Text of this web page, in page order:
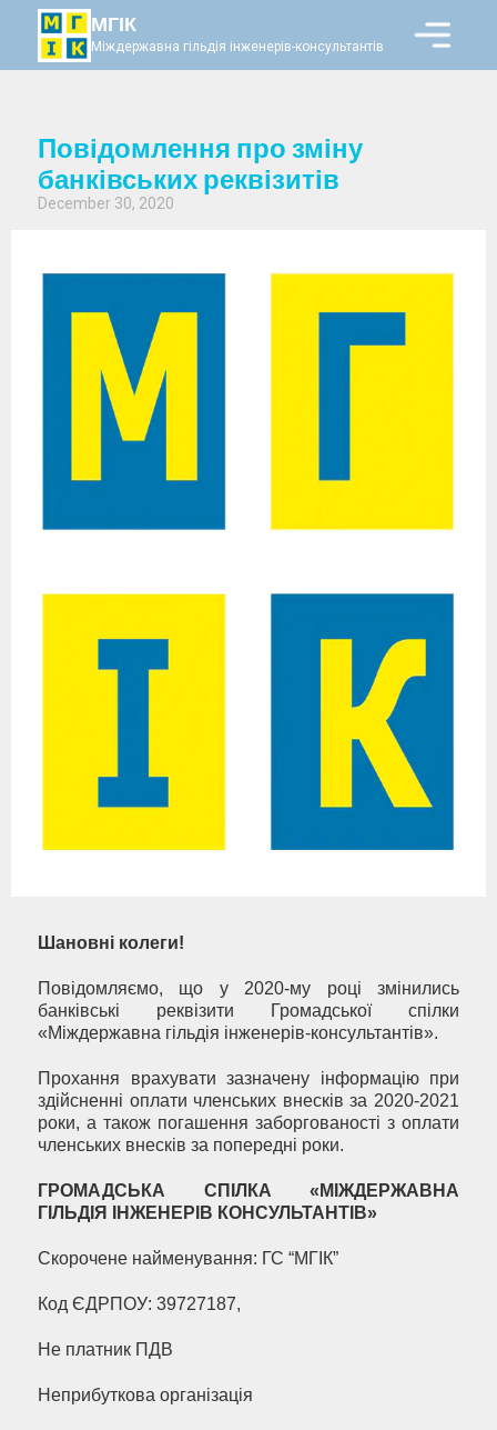
МГІК
Міждержавна гільдія інженерів-консультантів
Повідомлення про зміну
банківських реквізитів
December 30, 2020
Шановні колеги!
Повідомляємо, що у 2020-му році змінились
банківські реквізити Громадської спілки
«Міждержавна гільдія інженерів-консультантів».
Прохання врахувати зазначену інформацію при
здійсненні оплати членських внесків за 2020-2021
роки, а також погашення заборгованості з оплати
членських внесків за попередні роки.
ГРОМАДСЬКА СПІЛКА «МІЖДЕРЖАВНА
ГІЛЬДІЯ ІНЖЕНЕРІВ КОНСУЛЬТАНТІВ»
Скорочене найменування: ГС “МГІК”
Код ЄДРПОУ: 39727187,
Не платник ПДВ
Неприбуткова організація